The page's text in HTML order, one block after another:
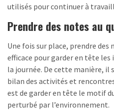
utilisés pour continuer à
Prendre des notes au
Une fois sur place, prendre
efficace pour garder en tête les
la journée. De cette manière, il
bilan des activités et
est de garder en tête le motif
perturbé par l’environnement.